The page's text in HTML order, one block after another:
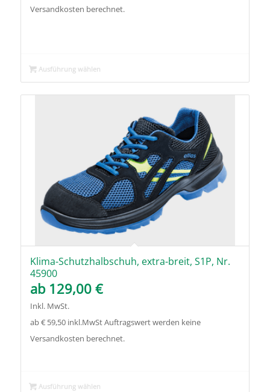
Versandkosten berechnet.
Ausführung wählen
Klima-Schutzhalbschuh, extra-breit, S1P, Nr.
45900
ab 129,00 €
Inkl. MwSt.
ab € 59,50 inkl.MwSt Auftragswert werden keine
Versandkosten berechnet.
Ausführung wählen